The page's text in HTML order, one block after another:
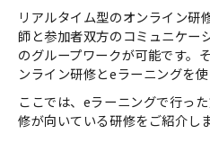
リアルタイム型のオンライン研
師と参加者双方のコミュニケー
のグループワークが可能です。
ンライン研修とeラーニングを
ここでは、eラーニングで行っ
修が向いている研修をご紹介しま